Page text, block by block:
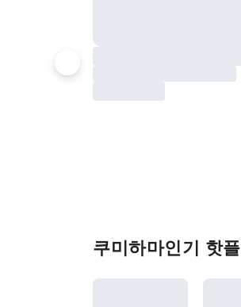
쿠미하마인기 핫플